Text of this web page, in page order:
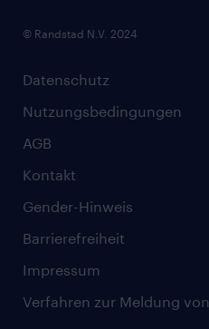
Datenschutz
Nutzungsbedingungen
AGB
Kontakt
Gender-Hinweis
Barrierefreiheit
Impressum
Verfahren zur Meldung
© Randstad N.V. 2024